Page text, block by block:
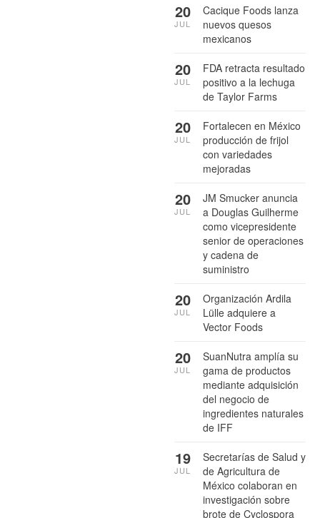
Cacique Foods lanza
nuevos quesos
mexicanos
20
JUL
FDA retracta resultado
positivo a la lechuga
de Taylor Farms
20
JUL
Fortalecen en México
producción de frijol
con variedades
mejoradas
20
JUL
JM Smucker anuncia
a Douglas Guilherme
como vicepresidente
senior de operaciones
y cadena de
suministro
20
JUL
Organización Ardila
Lülle adquiere a
Vector Foods
20
JUL
SuanNutra amplía su
gama de productos
mediante adquisición
del negocio de
ingredientes naturales
de IFF
20
JUL
Secretarías de Salud y
de Agricultura de
México colaboran en
investigación sobre
brote de Cyclospora
19
JUL